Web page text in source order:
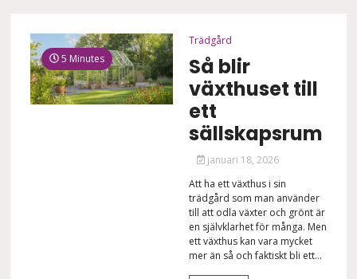
5 Minutes
Trädgård
Så blir
växthuset till
ett
sällskapsrum
januari 18, 2026
Att ha ett växthus i sin
trädgård som man använder
till att odla växter och grönt är
en självklarhet för många. Men
ett växthus kan vara mycket
mer än så och faktiskt bli ett...